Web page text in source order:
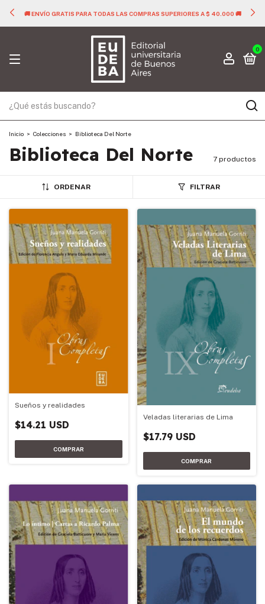
🚚 ENVÍO GRATIS PARA TODAS LAS COMPRAS SUPERIORES A $ 40.000 🚚
0
Inicio > Colecciones > Biblioteca Del Norte
Biblioteca Del Norte 7 productos
ORDENAR FILTRAR
Sueños y realidades
$14.21 USD
Veladas literarias de Lima
$17.79 USD